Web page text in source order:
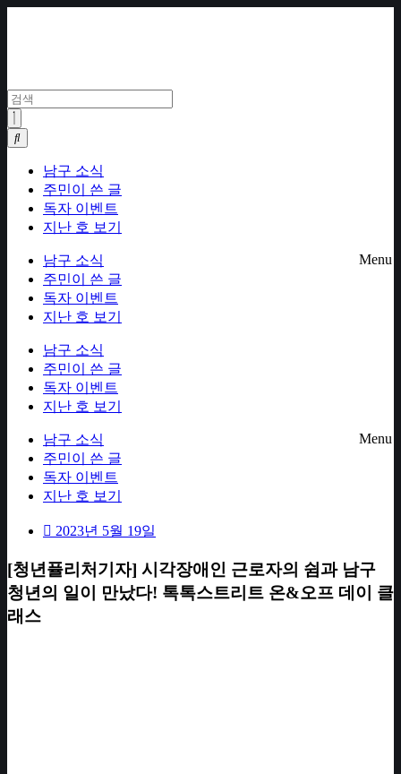
남구 소식
주민이 쓴 글
독자 이벤트
지난 호 보기
Menu
남구 소식
주민이 쓴 글
독자 이벤트
지난 호 보기
남구 소식
주민이 쓴 글
독자 이벤트
지난 호 보기
Menu
남구 소식
주민이 쓴 글
독자 이벤트
지난 호 보기
2023년 5월 19일
[청년퓰리처기자] 시각장애인 근로자의 쉼과 남구
청년의 일이 만났다! 톡톡스트리트 온&오프 데이 클
래스